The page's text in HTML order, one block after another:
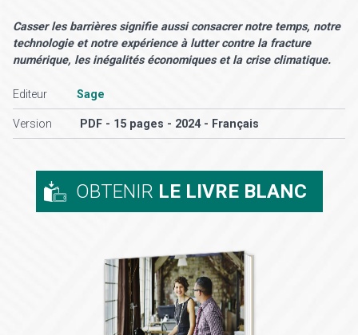
Casser les barrières signifie aussi consacrer notre temps, notre
technologie et notre expérience à lutter contre la fracture
numérique, les inégalités économiques et la crise climatique.
Editeur Sage
Version PDF - 15 pages - 2024 - Français
OBTENIR LE LIVRE BLANC